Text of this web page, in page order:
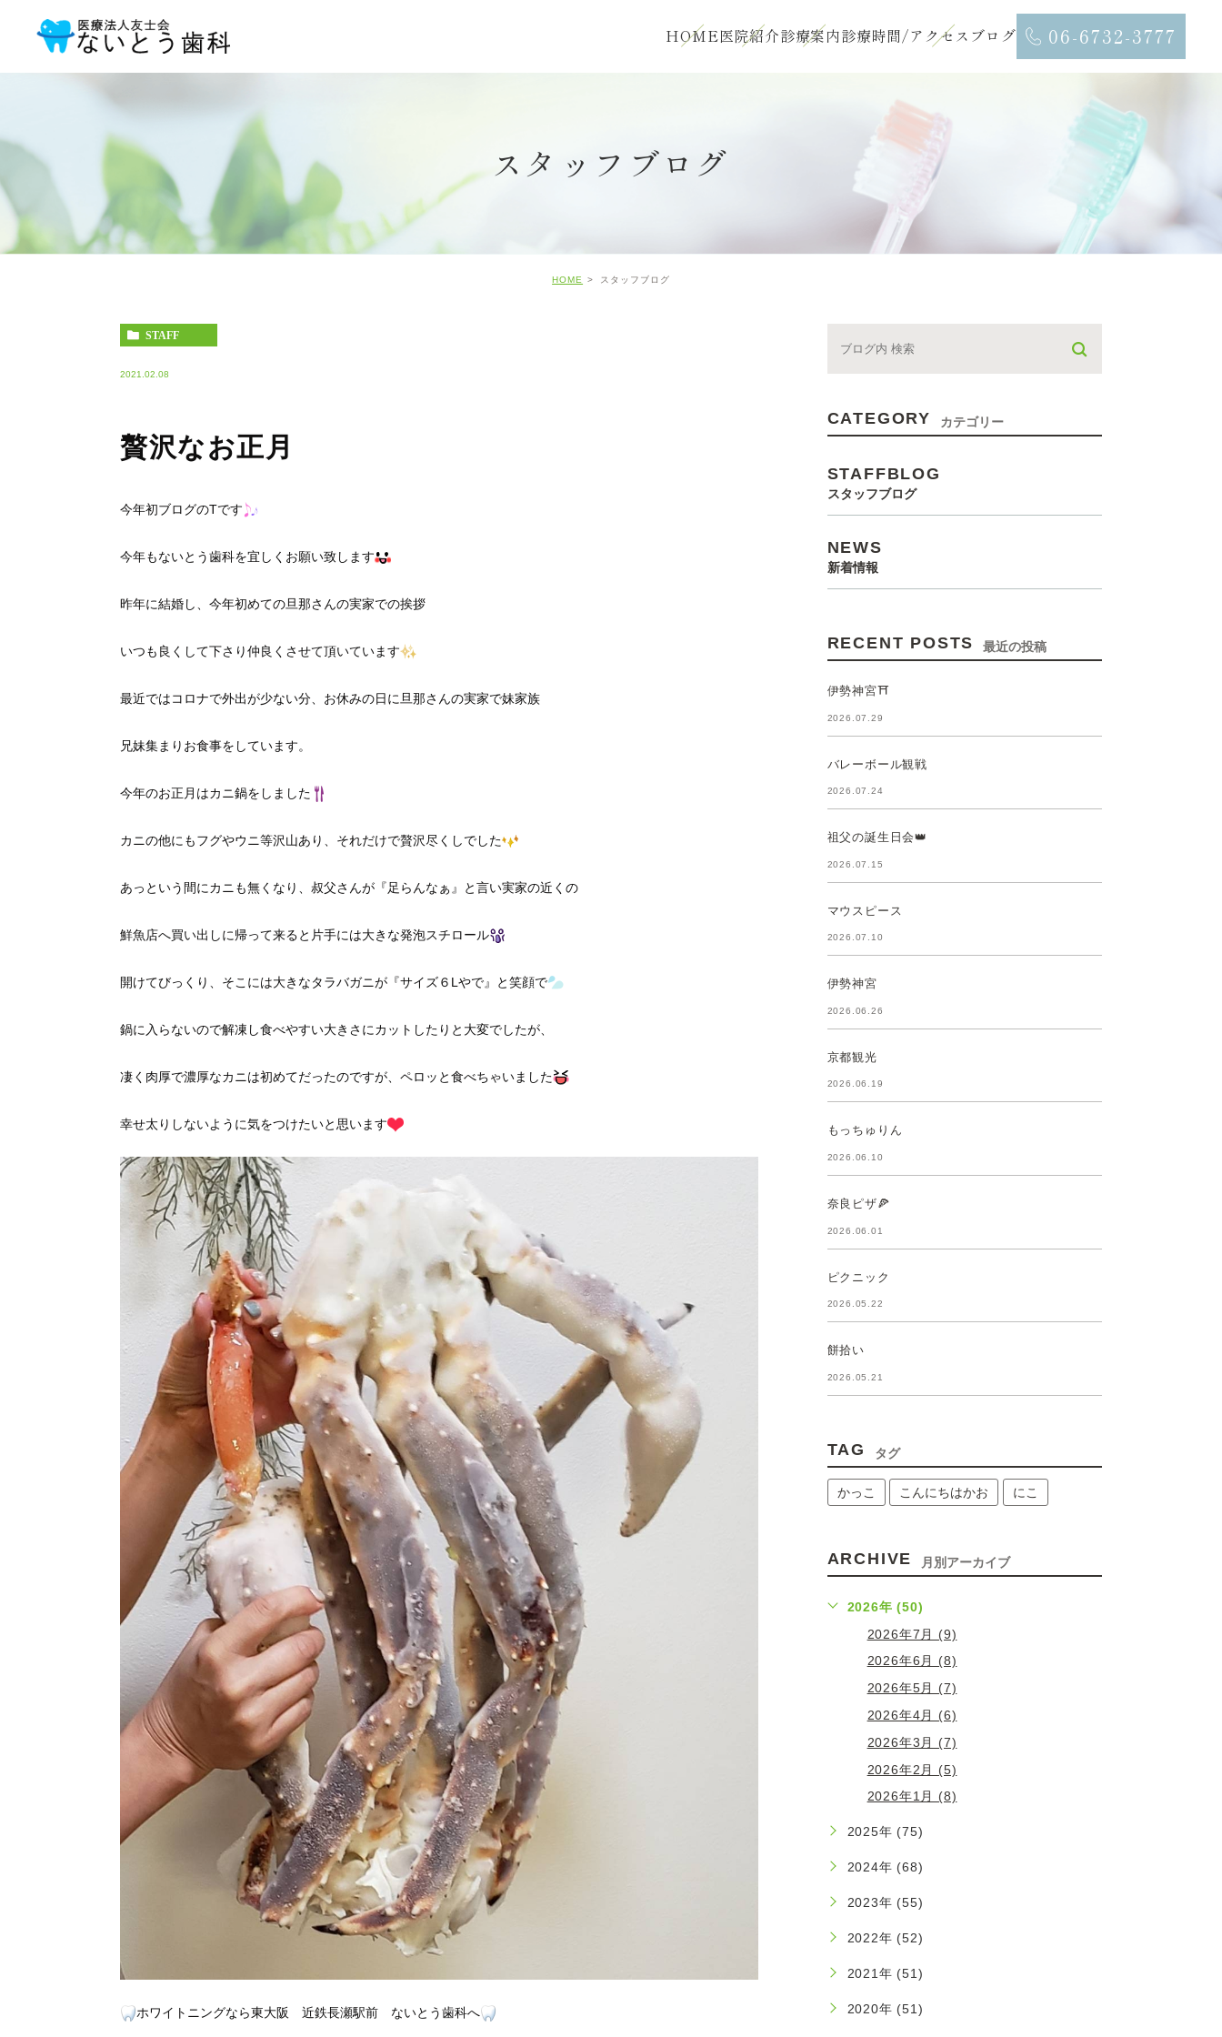
HOME医院紹介診療案内診療時間/アクセス ブログ 06-6732-3777
スタッフブログ
HOME スタッフブログ
STAFF
2021.02.08
贅沢なお正月
今年初ブログのTです
今年もないとう歯科を宜しくお願い致します
昨年に結婚し、今年初めての旦那さんの実家での挨拶
いつも良くして下さり仲良くさせて頂いています
最近ではコロナで外出が少ない分、お休みの日に旦那さんの実家で妹家族
兄妹集まりお食事をしています。
今年のお正月はカニ鍋をしました
カニの他にもフグやウニ等沢山あり、それだけで贅沢尽くしでした
あっという間にカニも無くなり、叔父さんが『足らんなぁ』と言い実家の近くの
鮮魚店へ買い出しに帰って来ると片手には大きな発泡スチロール
開けてびっくり、そこには大きなタラバガニが『サイズ６Lやで』と笑顔で
鍋に入らないので解凍し食べやすい大きさにカットしたりと大変でしたが、
凄く肉厚で濃厚なカニは初めてだったのですが、ペロッと食べちゃいました
幸せ太りしないように気をつけたいと思います
ホワイトニングなら東大阪 近鉄長瀬駅前 ないとう歯科へ
CATEGORY カテゴリー
STAFFBLOG
スタッフブログ
NEWS
新着情報
RECENT POSTS 最近の投稿
伊勢神宮⛩️
2026.07.29
バレーボール観戦
2026.07.24
祖父の誕生日会👑
2026.07.15
マウスピース
2026.07.10
伊勢神宮
2026.06.26
京都観光
2026.06.19
もっちゅりん
2026.06.10
奈良ピザ🍕
2026.06.01
ピクニック
2026.05.22
餅拾い
2026.05.21
TAG タグ
かっこ こんにちはかお にこ
ARCHIVE 月別アーカイブ
2026年 (50)
2026年7月 (9)
2026年6月 (8)
2026年5月 (7)
2026年4月 (6)
2026年3月 (7)
2026年2月 (5)
2026年1月 (8)
2025年 (75)
2024年 (68)
2023年 (55)
2022年 (52)
2021年 (51)
2020年 (51)